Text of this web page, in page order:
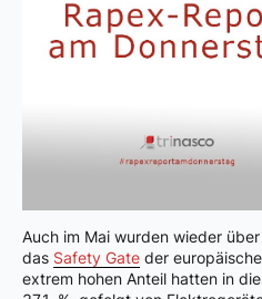
Auch im Mai wurden wieder
das Safety Gate der
extrem hohen Anteil hatten in